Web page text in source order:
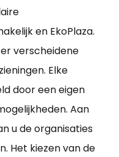
en EkoPlaza.
verscheidene
Elke
door een eigen
Aan
u de organisaties
Het kiezen van de